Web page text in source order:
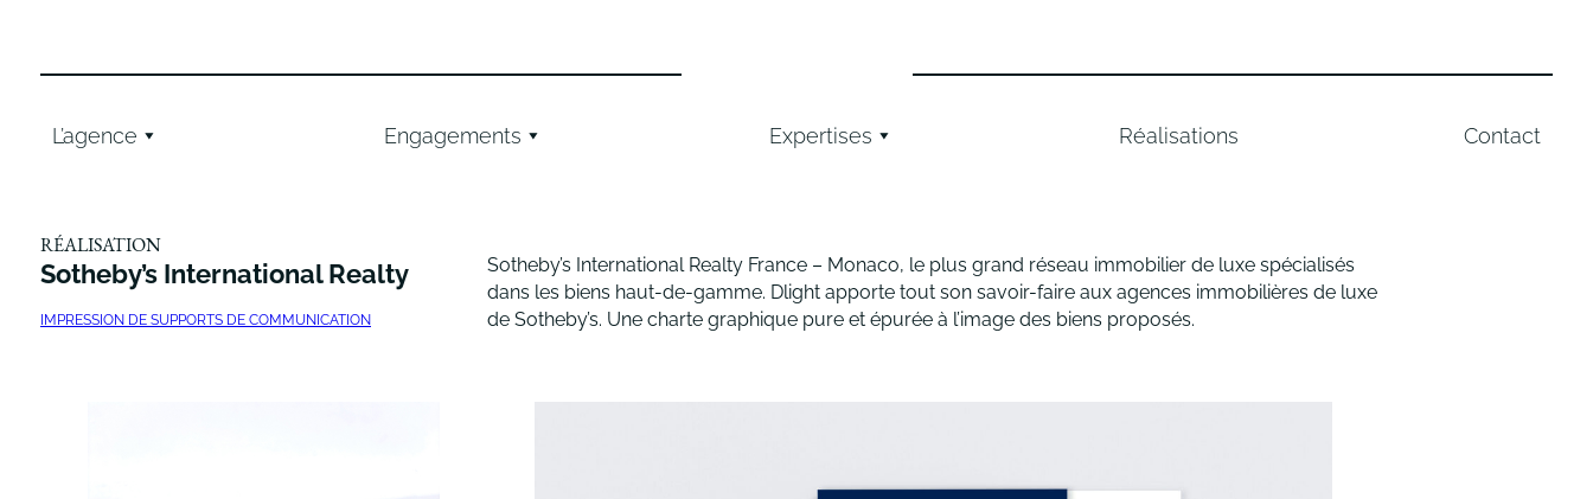
contenu
L’agence Engagements Expertises Réalisations Contact
RÉALISATION
Sotheby’s International Realty
IMPRESSION DE SUPPORTS DE COMMUNICATION
Sotheby’s International Realty France – Monaco, le plus grand réseau immobilier de luxe spécialisés
dans les biens haut-de-gamme. Dlight apporte tout son savoir-faire aux agences immobilières de luxe
de Sotheby’s. Une charte graphique pure et épurée à l’image des biens proposés.